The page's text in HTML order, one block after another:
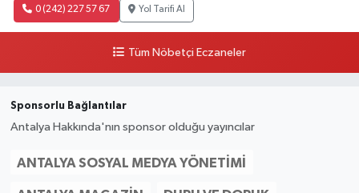
0 (242) 227 57 67 Yol Tarifi Al
Tüm Nöbetçi Eczaneler
Sponsorlu Bağlantılar
Antalya Hakkında'nın sponsor olduğu yayıncılar
ANTALYA SOSYAL MEDYA YÖNETIMI